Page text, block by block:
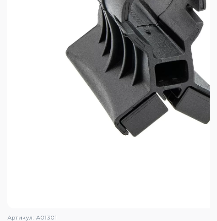
Артикул: A01301